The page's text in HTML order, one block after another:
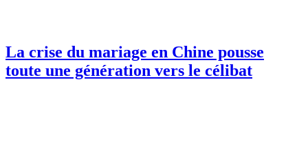
La crise du mariage en Chine pousse
toute une génération vers le célibat